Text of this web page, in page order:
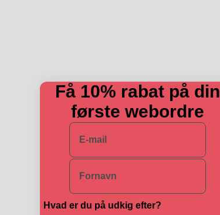
Få 10% rabat på din
første webordre
E-mail
Navn
Hvad er du på udkig efter?